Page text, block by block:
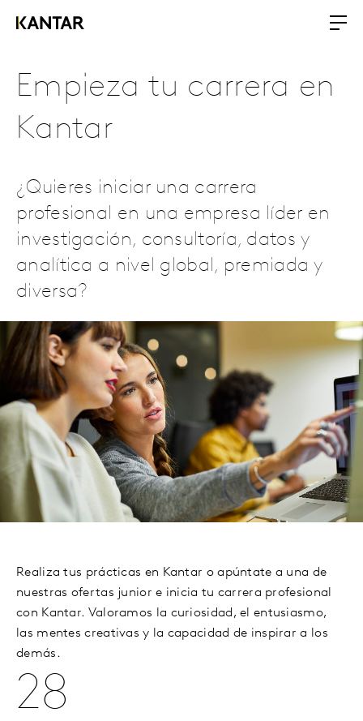
Empieza tu carrera en
Kantar
¿Quieres iniciar una carrera
profesional en una empresa líder en
investigación, consultoría, datos y
analítica a nivel global, premiada y
diversa?
Realiza tus prácticas en Kantar o apúntate a una de
nuestras ofertas junior e inicia tu carrera profesional
con Kantar. Valoramos la curiosidad, el entusiasmo,
las mentes creativas y la capacidad de inspirar a los
demás.
28